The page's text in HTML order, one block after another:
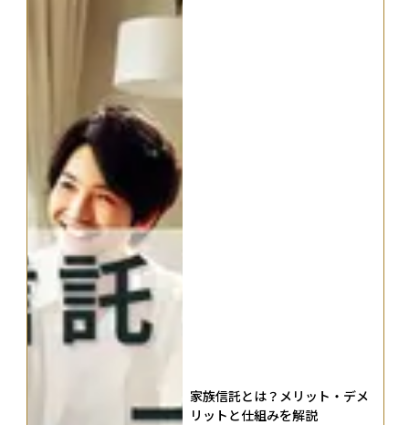
家族信託とは？メリット・デメ
リットと仕組みを解説